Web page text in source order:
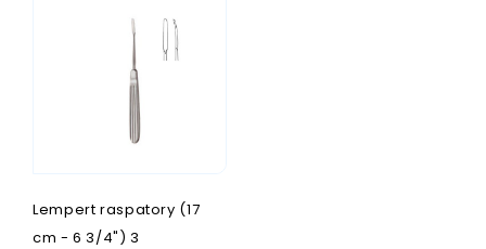
Lempert raspatory (17
cm - 6 3/4") 3